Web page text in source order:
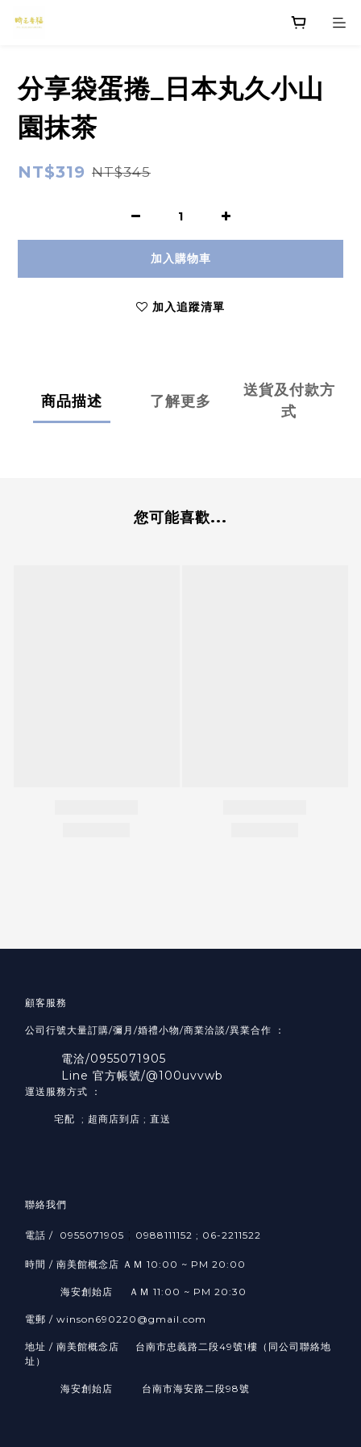
分享袋蛋捲_日本丸久小山
園抹茶
NT$319 NT$345
加入購物車
加入追蹤清單
商品描述 了解更多
送貨及付款方
式
您可能喜歡...
顧客服務
公司行號大量訂購/彌月/婚禮小物/商業洽談/異業合作 ：
電洽/0955071905
Line 官方帳號/@100uvvwb
運送服務方式 ：
宅配 ; 超商店到店 ; 直送
聯絡我們
電話 / 0955071905 ; 0988111152 ; 06-2211522
時間 / 南美館概念店 ＡＭ 10:00 ~ PM 20:00
海安創始店 ＡＭ 11:00 ~ PM 20:30
電郵 / winson690220@gmail.com
地址 / 南美館概念店 台南市忠義路二段49號1樓（同公司聯絡地
址）
海安創始店 台南市海安路二段98號